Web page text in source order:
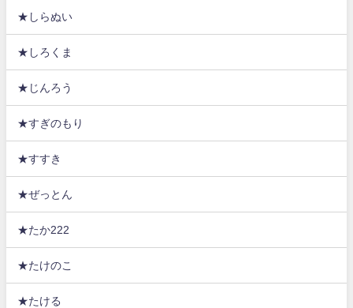
★しらぬい
★しろくま
★じんろう
★すぎのもり
★すすき
★ぜっとん
★たか222
★たけのこ
★たける